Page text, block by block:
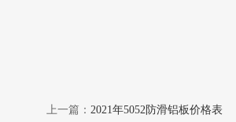
上一篇：2021年5052防滑铝板价格表